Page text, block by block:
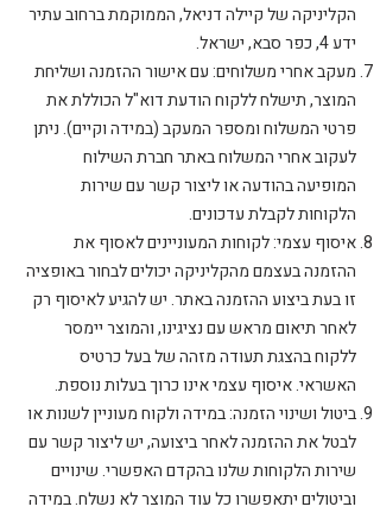
הקליניקה של קיילה דניאל, הממוקמת ברחוב עתיר
ידע 4, כפר סבא, ישראל.
מעקב אחרי משלוחים: עם אישור ההזמנה ושליחת
המוצר, תישלח ללקוח הודעת דוא"ל הכוללת את
פרטי המשלוח ומספר המעקב (במידה וקיים). ניתן
לעקוב אחרי המשלוח באתר חברת השילוח
המופיעה בהודעה או ליצור קשר עם שירות
הלקוחות לקבלת עדכונים.
איסוף עצמי: לקוחות המעוניינים לאסוף את
ההזמנה בעצמם מהקליניקה יכולים לבחור באופציה
זו בעת ביצוע ההזמנה באתר. יש להגיע לאיסוף רק
לאחר תיאום מראש עם נציגינו, והמוצר יימסר
ללקוח בהצגת תעודה מזהה של בעל כרטיס
האשראי. איסוף עצמי אינו כרוך בעלות נוספת.
ביטול ושינוי הזמנה: במידה ולקוח מעוניין לשנות או
לבטל את ההזמנה לאחר ביצועה, יש ליצור קשר עם
שירות הלקוחות שלנו בהקדם האפשרי. שינויים
וביטולים יתאפשרו כל עוד המוצר לא נשלח. במידה